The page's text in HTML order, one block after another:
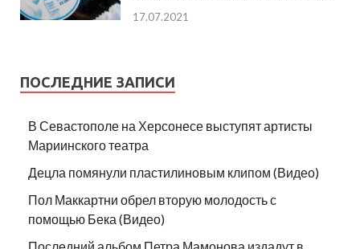
17.07.2021
ПОСЛЕДНИЕ ЗАПИСИ
В Севастополе на Херсонесе выступят артисты
Мариинского театра
Децла помянули пластилиновым клипом (Видео)
Пол Маккартни обрел вторую молодость с
помощью Бека (Видео)